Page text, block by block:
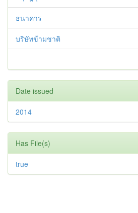
ธนาคาร
บริษัทข้ามชาติ
Date issued
2014
Has File(s)
true